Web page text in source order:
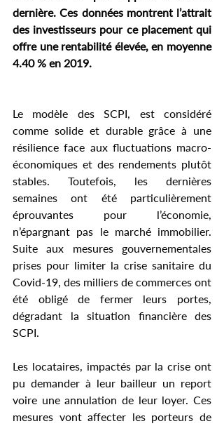
dernière. Ces données montrent l’attrait
des investisseurs pour ce placement qui
offre une rentabilité élevée, en moyenne
4.40 % en 2019.
Le modèle des SCPI, est considéré
comme solide et durable grâce à une
résilience face aux fluctuations macro-
économiques et des rendements plutôt
stables. Toutefois, les dernières
semaines ont été particulièrement
éprouvantes pour l’économie,
n’épargnant pas le marché immobilier.
Suite aux mesures gouvernementales
prises pour limiter la crise sanitaire du
Covid-19, des milliers de commerces ont
été obligé de fermer leurs portes,
dégradant la situation financière des
SCPI.
Les locataires, impactés par la crise ont
pu demander à leur bailleur un report
voire une annulation de leur loyer. Ces
mesures vont affecter les porteurs de